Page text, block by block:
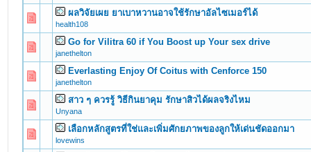
ผลวิจัยเผย ยาเบาหวานอาจใช้รักษาอัลไซเมอร์ได้
health108
0 Vote(s) - 0 out of 5 in Average
12345
Go for Vilitra 60 if You Boost up Your sex drive
janethelton
0 Vote(s) - 0 out of 5 in Average
123 45
Everlasting Enjoy Of Coitus with Cenforce 150
janethelton
0 Vote(s) - 0 out of 5 in Average
123 45
สาว ๆ ควรรู้ วิธีกินยาคุม รักษาสิวได้ผลจริงไหม
Unyana
0 Vote(s) - 0 out of 5 in Average
123 45
เลือกหลักสูตรที่ใช่และเพิ่มศักยภาพของลูกให้เด่นชัดออกมา
lovewins
0 Vote(s) - 0 out of 5 in Average
12345